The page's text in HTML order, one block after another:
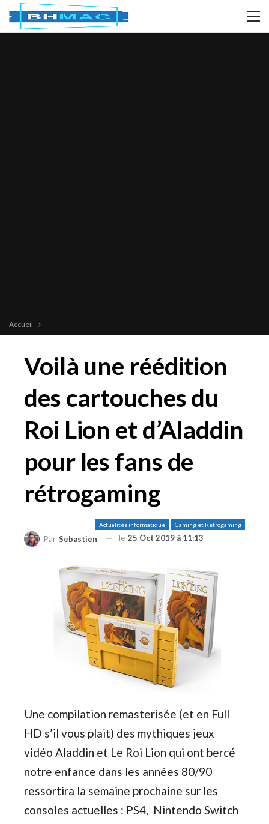
Accueil
Voilà une réédition
des cartouches du
Roi Lion et d’Aladdin
pour les fans de
rétrogaming
Actualités informatique Gaming et Retrogaming
Par Sebastien le 25 Oct 2019 à 11:13
Une compilation remasterisée (et en Full
HD s’il vous plait) des mythiques jeux
vidéo Aladdin et Le Roi Lion qui ont bercé
notre enfance dans les années 80/90
ressortira la semaine prochaine sur les
consoles actuelles : PS4, Nintendo Switch